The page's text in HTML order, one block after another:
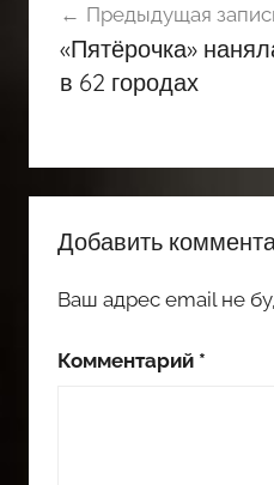
по
записям
Предыдущая
«Пятёрочка»
в 62 городах
Добавить
Ваш адрес email не
Комментарий *